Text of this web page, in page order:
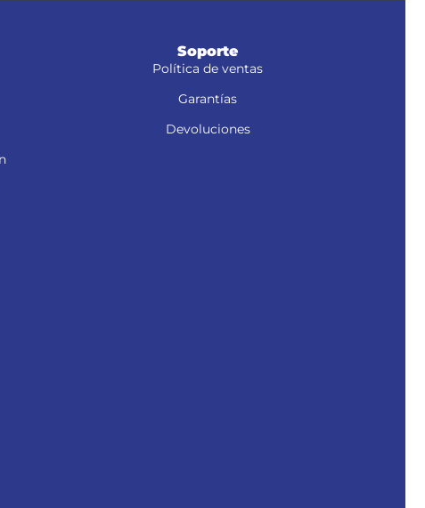
Soporte
Política de ventas
Garantías
Devoluciones